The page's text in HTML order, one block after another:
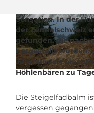
© Gäste-Service Rigi
© Gäste-Service Rigi
Sensation. In der
der Zentralschweiz
gefunden, die
hergestellt wurden.
Jahrhundert
Höhlenbären zu
Die Steigelfadbalm
vergessen